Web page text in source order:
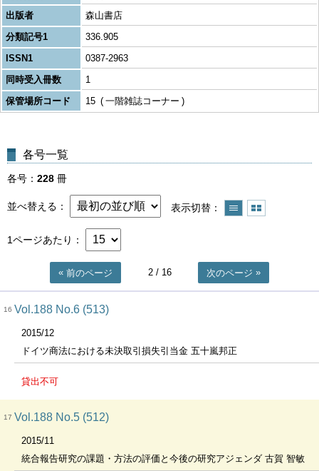
出版者
森山書店
分類記号1
336.905
ISSN1
0387-2963
同時受入冊数
1
保管場所コード
15 一階雑誌コーナー
各号一覧
各号 228 冊
並べ替える 表示切替
1ページあたり
前のページ 2/ 16 次のページ
16 Vol.188 No.6 (513)
2015/12
ドイツ商法における未決取引損失引当金 五十嵐邦正
貸出不可
17 Vol.188 No.5 (512)
2015/11
統合報告研究の課題・方法の評価と今後の研究アジェンダ 古賀 智敏